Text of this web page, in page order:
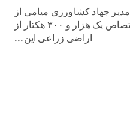
مدیر جهاد کشاورزی میامی از
اختصاص یک هزار و ۳۰۰ هکتار از
اراضی زراعی این...